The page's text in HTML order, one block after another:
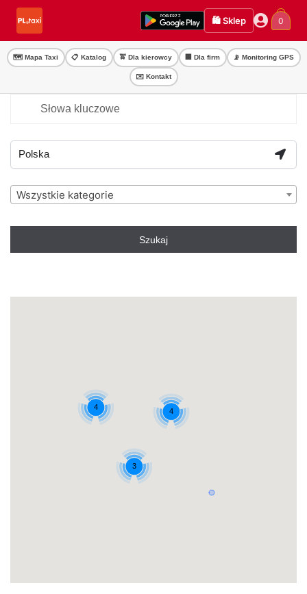
Przejdź
nawigacji
Przejdź
treści
🛍️ Sklep 0
🗺️ Mapa Taxi 📋 Katalog 🚖 Dla kierowcy 🏢 Dla firm 📡 Monitoring GPS
✉️ Kontakt
Wszystkie kategorie
Szukaj
3
4 4